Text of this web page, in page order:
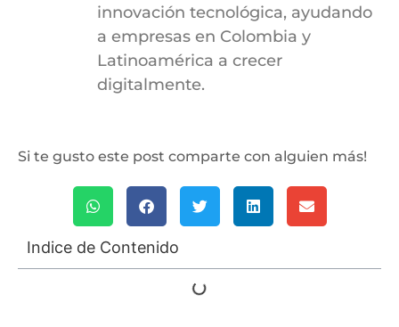
innovación tecnológica, ayudando
a empresas en Colombia y
Latinoamérica a crecer
digitalmente.
Si te gusto este post comparte con alguien más!
Indice de Contenido